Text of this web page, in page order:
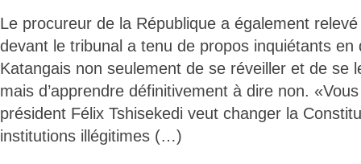
Le procureur de la République a également relevé
devant le tribunal a tenu de propos inquiétants en
Katangais non seulement de se réveiller et de se
mais d’apprendre définitivement à dire non.
président Félix Tshisekedi veut changer la
institutions illégitimes (…)